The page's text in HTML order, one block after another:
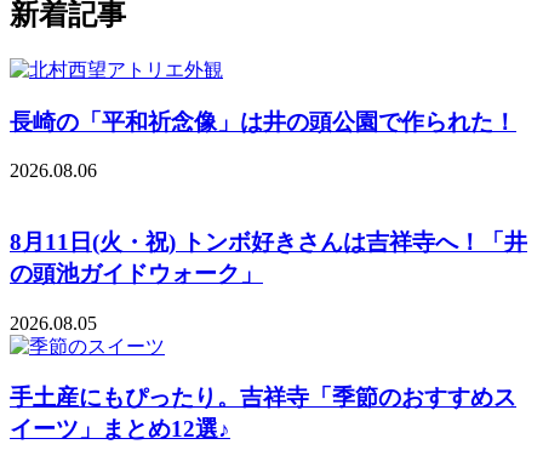
新着記事
長崎の「平和祈念像」は井の頭公園で作られた！
2026.08.06
8月11日(火・祝) トンボ好きさんは吉祥寺へ！「井
の頭池ガイドウォーク」
2026.08.05
手土産にもぴったり。吉祥寺「季節のおすすめス
イーツ」まとめ12選♪